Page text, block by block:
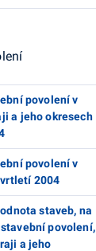
povolení v
a jeho okresech
povolení v
2004
staveb, na
povolení,
a jeho